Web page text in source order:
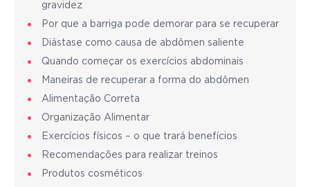
gravidez
Por que a barriga pode demorar para se recuperar
Diástase como causa de abdômen saliente
Quando começar os exercícios abdominais
Maneiras de recuperar a forma do abdômen
Alimentação Correta
Organização Alimentar
Exercícios físicos – o que trará benefícios
Recomendações para realizar treinos
Produtos cosméticos